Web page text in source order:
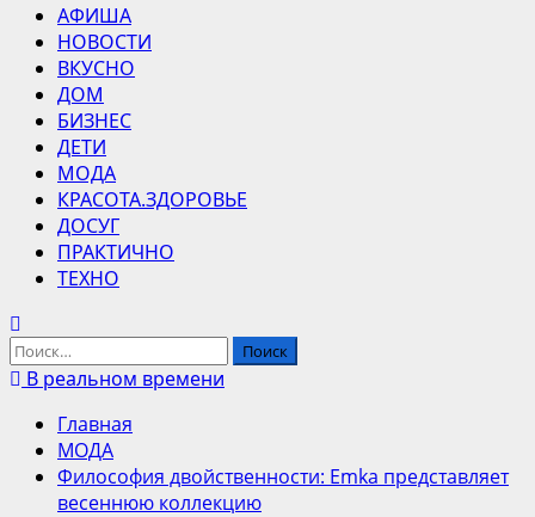
Основное
меню
АФИША
НОВОСТИ
ВКУСНО
ДОМ
БИЗНЕС
ДЕТИ
МОДА
КРАСОТА.ЗДОРОВЬЕ
ДОСУГ
ПРАКТИЧНО
ТЕХНО
Найти:
В реальном времени
Главная
МОДА
Философия двойственности: Emka представляет
весеннюю коллекцию